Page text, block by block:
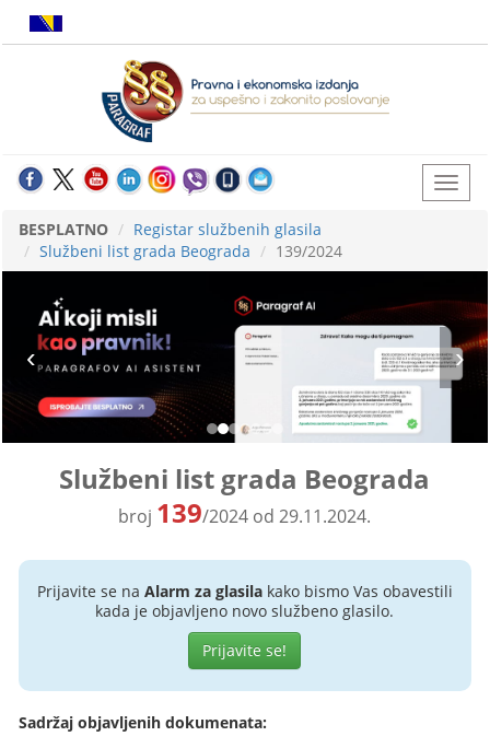
BESPLATNO
Registar službenih glasila
Službeni list grada Beograda
139/2024
Službeni list grada Beograda
broj 139/2024 od 29.11.2024.
Prijavite se na Alarm za glasilakako bismo Vas obavestili
kada je objavljeno novo službeno glasilo.
Prijavite se!
Sadržaj objavljenih dokumenata: